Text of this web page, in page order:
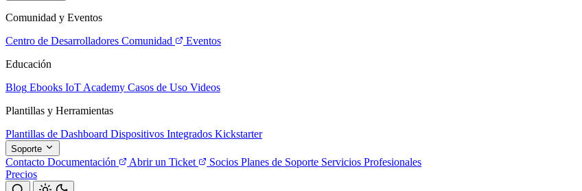
Comunidad y Eventos
Centro de Desarrolladores Comunidad
Eventos
Educación
Blog Ebooks IoT Academy Casos de Uso Videos
Plantillas y Herramientas
Plantillas de Dashboard Dispositivos Integrados Kickstarter
Soporte
Contacto Documentación Abrir un Ticket Socios Planes de Soporte Servicios Profesionales
Precios